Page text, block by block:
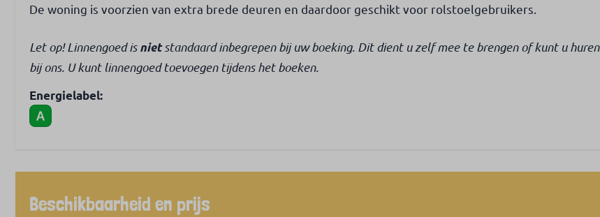
De woning is voorzien van extra brede deuren en daardoor geschikt voor rolstoelgebruikers.
Let op! Linnengoed isnietstandaard inbegrepen bij uw boeking. Dit dient u zelf mee te brengen of kunt u huren
bij ons. U kunt linnengoed toevoegen tijdens het boeken.
Energielabel:
Beschikbaarheid en prijs